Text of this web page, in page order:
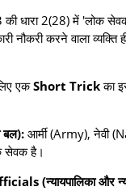
की धारा 2(28) में 'लोक
नौकरी करने वाला
एकShort Trickका
बल):आर्मी (Army), नेवी
सेवक है।
(न्यायपालिका और